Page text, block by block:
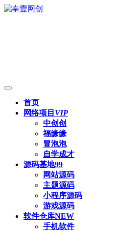
首页
网络项目 VIP
中创创
福缘缘
冒泡泡
自学成才
源码基地99
网站源码
主题源码
小程序源码
游戏源码
软件仓库NEW
手机软件